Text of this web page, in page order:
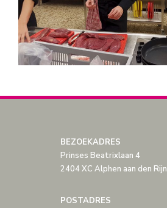
BEZOEKADRES
Prinses Beatrixlaan 4
2404 XC Alphen aan den Rijn
POSTADRES